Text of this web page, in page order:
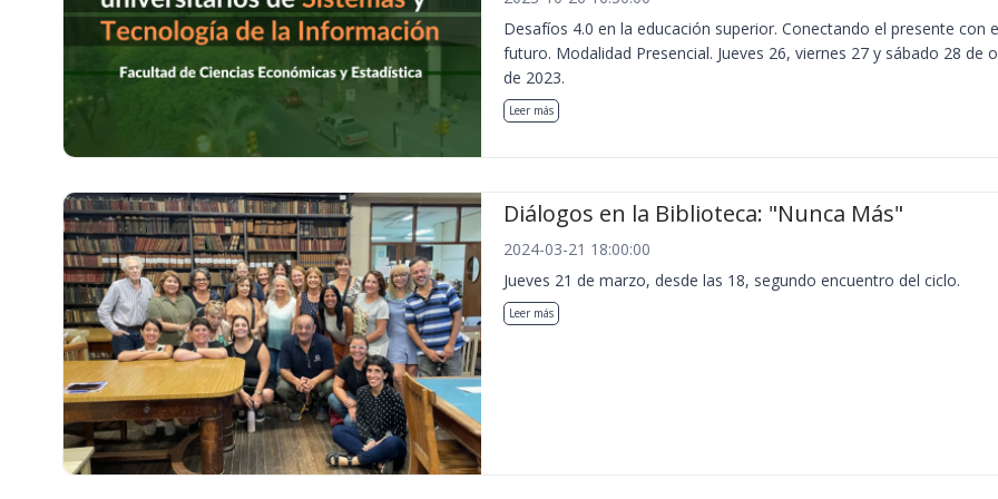
Desafíos 4.0 en la educación superior. Conectando el presente con
futuro. Modalidad Presencial. Jueves 26, viernes 27 y sábado 28 de
de 2023.
Leer más
Diálogos en la Biblioteca: "Nunca Más"
2024-03-21 18:00:00
Jueves 21 de marzo, desde las 18, segundo encuentro del ciclo.
Leer más